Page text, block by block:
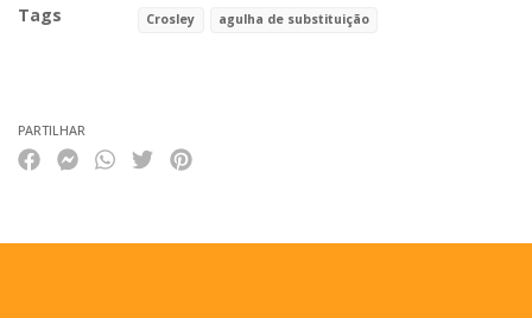
Tags Crosley agulha de substituição
PARTILHAR